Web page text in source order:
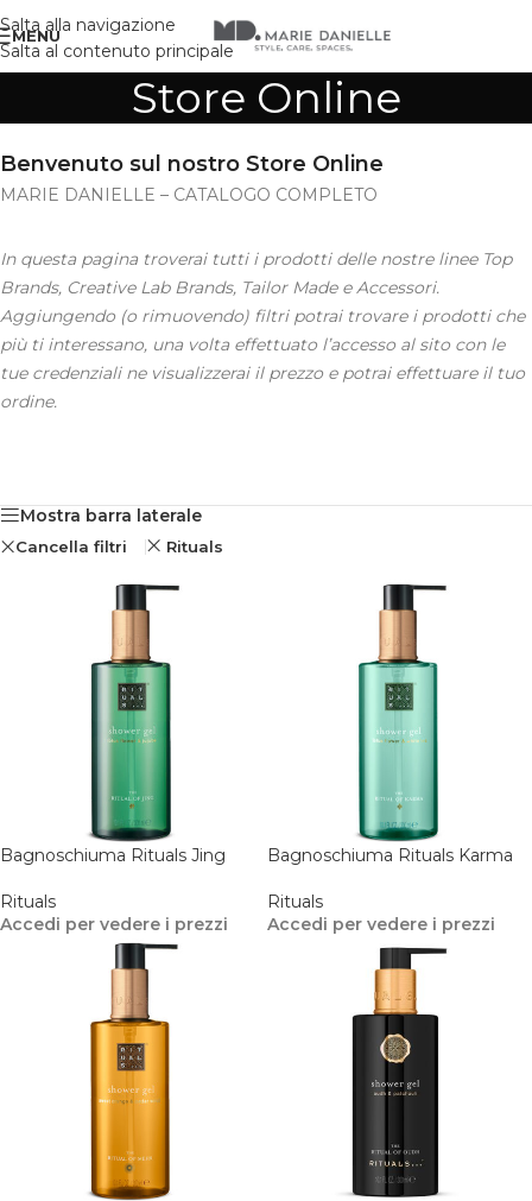
Salta alla navigazione
Salta al contenuto principale
MENU
Store Online
Benvenuto sul nostro Store Online
MARIE DANIELLE – CATALOGO COMPLETO
In questa pagina troverai tutti i prodotti delle nostre linee Top
Brands, Creative Lab Brands, Tailor Made e Accessori.
Aggiungendo (o rimuovendo) filtri potrai trovare i prodotti che
più ti interessano, una volta effettuato l’accesso al sito con le
tue credenziali ne visualizzerai il prezzo e potrai effettuare il tuo
ordine.
Mostra barra laterale
Cancella filtri Rituals
Bagnoschiuma Rituals Jing
Rituals
Accedi per vedere i prezzi
Bagnoschiuma Rituals Karma
Rituals
Accedi per vedere i prezzi